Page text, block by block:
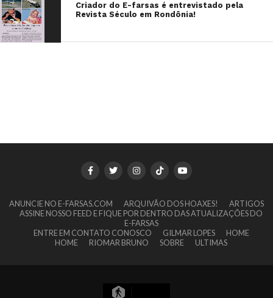
Criador do E-farsas é entrevistado pela
Revista Século em Rondônia!
ANUNCIE NO E-FARSAS.COM ARQUIVÃO DOS HOAXES!
ARTIGOS
ASSINE NOSSO FEED E FIQUE POR DENTRO DAS ATUALIZAÇÕES DO
E-FARSAS
ENTRE EM CONTATO CONOSCO
GILMAR LOPES
HOME
HOME
RIOMAR BRUNO SOBRE ULTIMAS